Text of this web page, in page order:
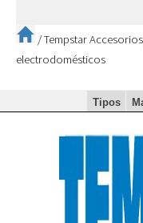
/Tempstar Accesorios
electrodomésticos
Tipos